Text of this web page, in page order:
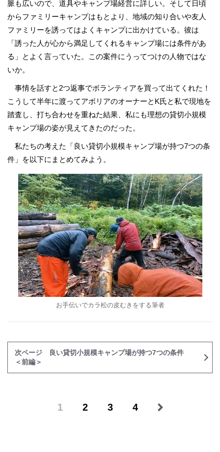
脈も広いので、道具やキャンプ場経営に詳しい。そして日頃
からファミリーキャンプはもとより、地域の知り合いや友人
ファミリーを誘ってはよくキャンプに出かけている。彼は
「誘った人が心から満足してくれるキャンプ場には条件があ
る」とよく言っていた。この案件にうってつけの人物ではな
いか。
事情を話すと2つ返事でボランティアを買って出てくれた！
こうして半年に渡ってアボリアのオーナーとK氏と私で現地を
踏査し、打ち合わせを重ねた結果、私にも理想の貸切小規模
キャンプ場の姿が見えてきたのだった。
私たちの考えた「良い貸切小規模キャンプ場が持つ7つの条
件」を以下にまとめてみよう。
お手伝いでカラ松の皮むきをする筆者
次ページ 良い貸切小規模キャンプ場が持つ7つの条件
＜前編＞
1 2 3 4